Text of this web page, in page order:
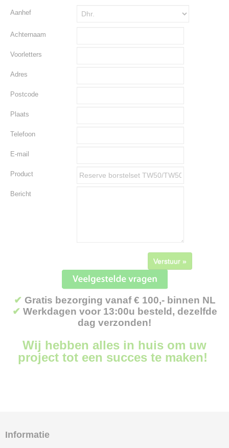
Aanhef
Achternaam
Voorletters
Adres
Postcode
Plaats
Telefoon
E-mail
Product
Bericht
Verstuur »
✔ Gratis bezorging vanaf € 100,- binnen NL
✔ Werkdagen voor 13:00u besteld, dezelfde
dag verzonden!
Wij hebben alles in huis om uw
project tot een succes te maken!
Informatie